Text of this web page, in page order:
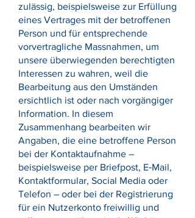
zulässig, beispielsweise zur Erfüllung
eines Vertrages mit der betroffenen
Person und für entsprechende
vorvertragliche Massnahmen, um
unsere überwiegenden berechtigten
Interessen zu wahren, weil die
Bearbeitung aus den Umständen
ersichtlich ist oder nach vorgängiger
Information. In diesem
Zusammenhang bearbeiten wir
Angaben, die eine betroffene Person
bei der Kontaktaufnahme –
beispielsweise per Briefpost, E‑Mail,
Kontaktformular, Social Media oder
Telefon – oder bei der Registrierung
für ein Nutzerkonto freiwillig und